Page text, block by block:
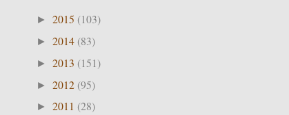
► 2015 (103)
► 2014 (83)
► 2013 (151)
► 2012 (95)
► 2011 (28)